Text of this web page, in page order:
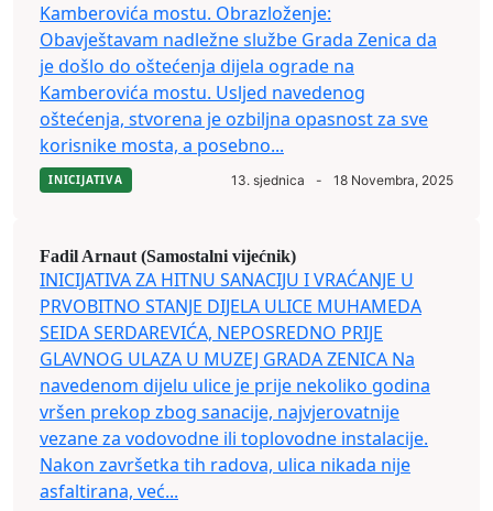
Kamberovića mostu. Obrazloženje:
Obavještavam nadležne službe Grada Zenica da
je došlo do oštećenja dijela ograde na
Kamberovića mostu. Usljed navedenog
oštećenja, stvorena je ozbiljna opasnost za sve
korisnike mosta, a posebno...
INICIJATIVA 13. sjednica - 18 Novembra, 2025
Fadil Arnaut (Samostalni vijećnik)
INICIJATIVA ZA HITNU SANACIJU I VRAĆANJE U
PRVOBITNO STANJE DIJELA ULICE MUHAMEDA
SEIDA SERDAREVIĆA, NEPOSREDNO PRIJE
GLAVNOG ULAZA U MUZEJ GRADA ZENICA Na
navedenom dijelu ulice je prije nekoliko godina
vršen prekop zbog sanacije, najvjerovatnije
vezane za vodovodne ili toplovodne instalacije.
Nakon završetka tih radova, ulica nikada nije
asfaltirana, već...